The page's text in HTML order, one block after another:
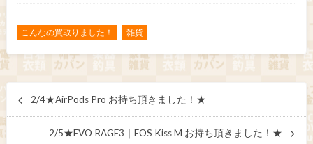
こんなの買取りました！ 雑貨
2/4★AirPods Pro お持ち頂きました！★
2/5★EVO RAGE3｜EOS Kiss M お持ち頂きました！★